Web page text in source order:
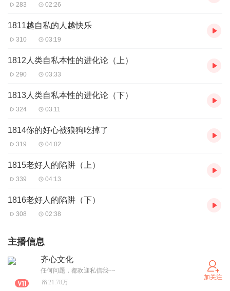
283 02:26
1811越自私的人越快乐
310 03:19
1812人类自私本性的进化论（上）
290 03:33
1813人类自私本性的进化论（下）
324 03:11
1814你的好心被狼狗吃掉了
319 04:02
1815老好人的陷阱（上）
339 04:13
1816老好人的陷阱（下）
308 02:38
主播信息
齐心文化
任何问题，都欢迎私信我~~
21.78万
加关注